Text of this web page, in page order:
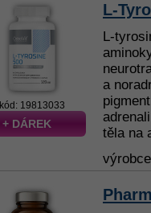
kód: 19813033
+ DÁREK
L-
L-
a
těla na